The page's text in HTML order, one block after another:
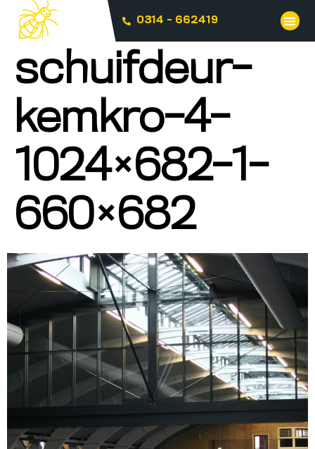
0314 - 662419
schuifdeur-
kemkro-4-
1024×682-1-
660×682